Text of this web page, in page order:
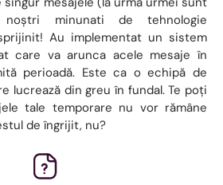
minunati de tehnologie
Au implementat un sistem
care va arunca acele mesaje în
perioadă. Este ca o echipă de
lucrează din greu în fundal. Te poți
tale temporare nu vor rămâne
de îngrijit, nu?